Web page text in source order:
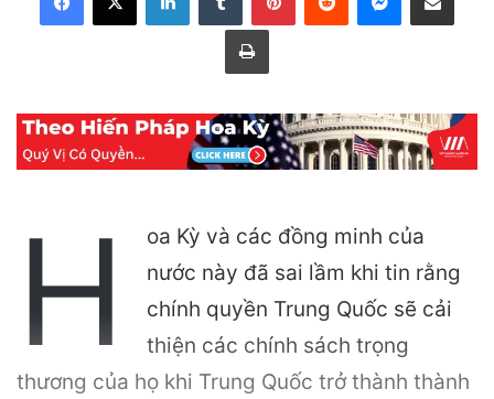
Print
H
oa Kỳ và các đồng minh của
nước này đã sai lầm khi tin rằng
chính quyền Trung Quốc sẽ cải
thiện các chính sách trọng
thương của họ khi Trung Quốc trở thành thành